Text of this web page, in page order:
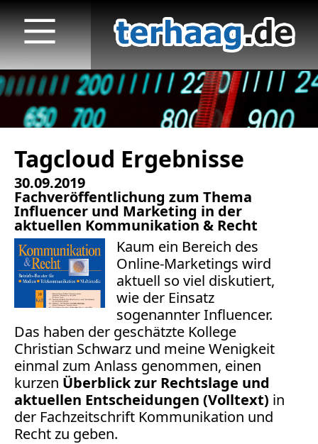
Tagcloud Ergebnisse
30.09.2019
Fachveröffentlichung zum Thema
Influencer und Marketing in der
aktuellen Kommunikation & Recht
Kaum ein Bereich des
Online-Marketings wird
aktuell so viel diskutiert,
wie der Einsatz
sogenannter Influencer.
Das haben der geschätzte Kollege
Christian Schwarz und meine Wenigkeit
einmal zum Anlass genommen, einen
kurzen Überblick zur Rechtslage und
aktuellen Entscheidungen (Volltext) in
der Fachzeitschrift Kommunikation und
Recht zu geben.
Startseite
Veröffentlichungen
TV
Radio
print & online
Bücher
Vita
Kontakt
Datenschutz